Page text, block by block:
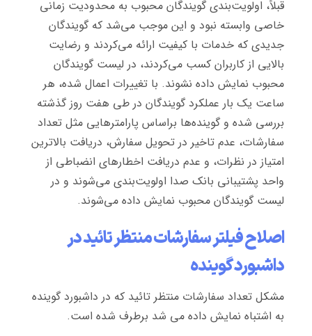
قبلاً، اولویت‌بندی گویندگان محبوب به محدودیت زمانی
خاصی وابسته نبود و این موجب می‌شد که گویندگان
جدیدی که خدمات با کیفیت ارائه می‌کردند و رضایت
بالایی از کاربران کسب می‌کردند، در لیست گویندگان
محبوب نمایش داده نشوند. با تغییرات اعمال شده، هر
ساعت یک بار عملکرد گویندگان در طی هفت روز گذشته
بررسی شده و گوینده‌ها براساس پارامترهایی مثل تعداد
سفارشات، عدم تاخیر در تحویل سفارش، دریافت بالاترین
امتیاز در نظرات، و عدم دریافت اخطارهای انضباطی از
واحد پشتیبانی بانک صدا اولویت‌بندی می‌شوند و در
لیست گویندگان محبوب نمایش داده می‌شوند.
اصلاح فیلتر سفارشات منتظر تائید در
داشبورد گوینده
مشکل تعداد سفارشات منتظر تائید که در داشبورد گوینده
به اشتباه نمایش داده می شد برطرف شده است.